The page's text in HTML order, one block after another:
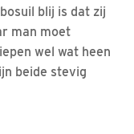
blij is dat zij
man moet
wel wat heen
beide stevig